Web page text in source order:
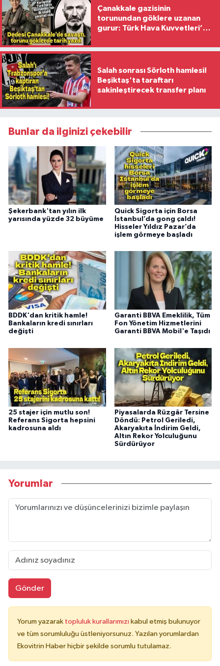
Çanakkale gazisinin
torunundan göklere uzanan
gurur: Türk Hava Kuvvetleri’nin
Salah sonrası Sörloth hamlesi!
Beşiktaş'ta taraftarı
sakinleştirecek transfer planı
Bunlar da ilginizi çekebilir
Şekerbank'tan yılın ilk
yarısında yüzde 32 büyüme
Quick Sigorta için Borsa
İstanbul’da gong çaldı!
Hisseler Yıldız Pazar’da
işlem görmeye başladı
BDDK'dan kritik hamle!
Bankaların kredi sınırları
değişti
Garanti BBVA Emeklilik, Tüm
Fon Yönetim Hizmetlerini
Garanti BBVA Mobil'e Taşıdı
25 stajer için mutlu son!
Referans Sigorta hepsini
kadrosuna aldı
Piyasalarda Rüzgâr Tersine
Döndü: Petrol Geriledi,
Akaryakıta İndirim Geldi,
Altın Rekor Yolculuğunu
Sürdürüyor
Yorumlar
Gönder
Yorum yazarak topluluk kurallarımızı kabul etmiş bulunuyor
ve tüm sorumluluğu üstleniyorsunuz. Yazılan yorumlardan
Ekovitrin Haber hiçbir şekilde sorumlu tutulamaz.